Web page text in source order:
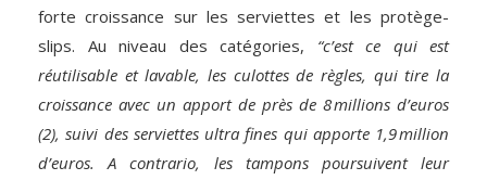
forte croissance sur les serviettes et les protège-
slips. Au niveau des catégories, “c’est ce qui est
réutilisable et lavable, les culottes de règles, qui tire la
croissance avec un apport de près de 8 millions d’euros
(2), suivi des serviettes ultra fines qui apporte 1,9 million
d’euros. A contrario, les tampons poursuivent leur